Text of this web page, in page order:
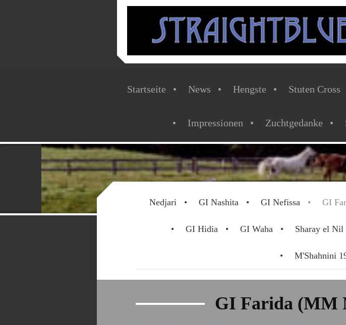
Startseite News Hengste Stuten Cross
Impressionen Zuchtgedanke
Nedjari GI Nashita GI Nefissa GI
GI Hidia GI Waha Sharay el Nil
M'Shahnini
GI Farida (MM